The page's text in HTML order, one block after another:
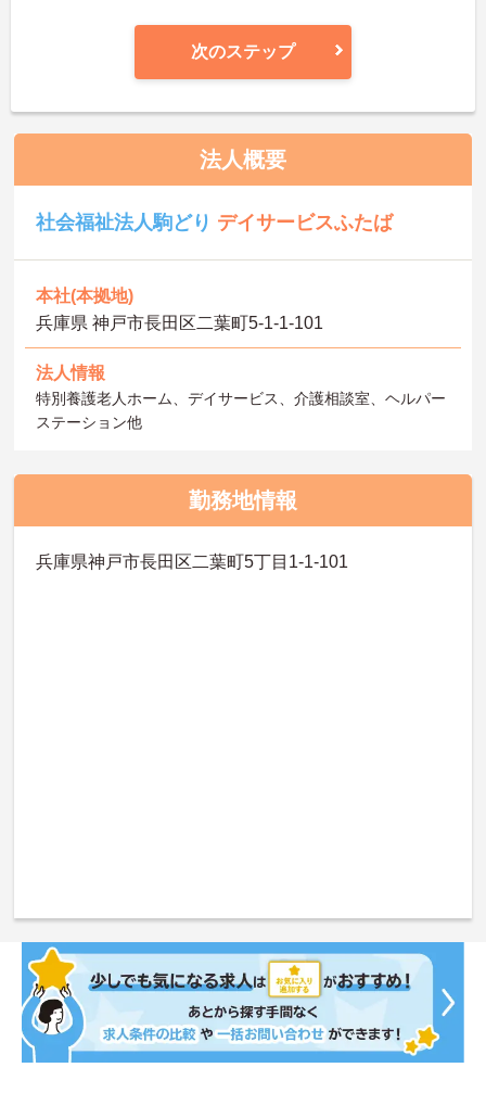
次のステップ
法人概要
社会福祉法人駒どり デイサービスふたば
本社(本拠地)
兵庫県 神戸市長田区二葉町5‐1‐1‐101
法人情報
特別養護老人ホーム、デイサービス、介護相談室、ヘルパー
ステーション他
勤務地情報
兵庫県神戸市長田区二葉町5丁目1-1-101